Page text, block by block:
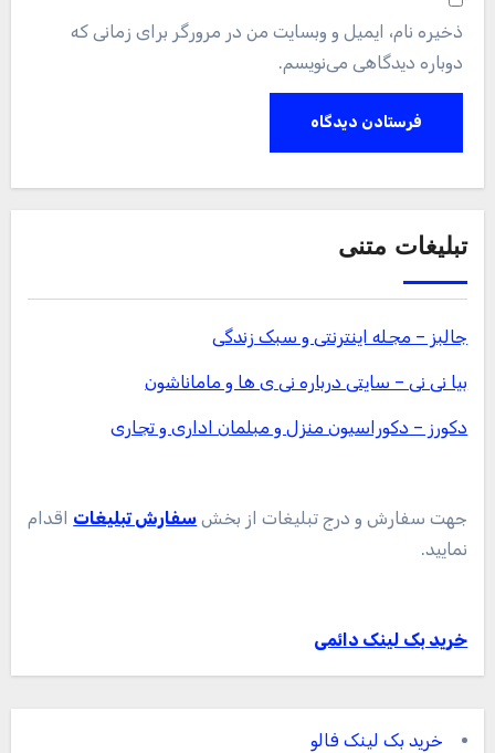
ذخیره نام، ایمیل و وبسایت من در مرورگر برای زمانی که
دوباره دیدگاهی می‌نویسم.
تبلیغات متنی
جالبز – مجله اینترنتی و سبک زندگی
بیا نی نی – سایتی درباره نی ی ها و ماماناشون
دکورز – دکوراسیون منزل و مبلمان اداری و تجاری
جهت سفارش و درج تبلیغات از بخش سفارش تبلیغات اقدام
نمایید.
خرید بک لینک دائمی
خرید بک لینک فالو